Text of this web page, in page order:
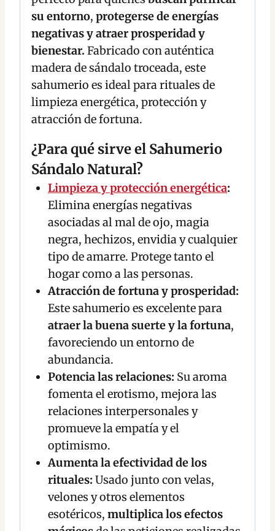
su entorno, protegerse de energías
negativas y atraer prosperidad y
bienestar. Fabricado con auténtica
madera de sándalo troceada, este
sahumerio es ideal para rituales de
limpieza energética, protección y
atracción de fortuna.
¿Para qué sirve el Sahumerio
Sándalo Natural?
Limpieza y protección energética:
Elimina energías negativas
asociadas al mal de ojo, magia
negra, hechizos, envidia y cualquier
tipo de amarre. Protege tanto el
hogar como a las personas.
Atracción de fortuna y prosperidad:
Este sahumerio es excelente para
atraer la buena suerte y la fortuna,
favoreciendo un entorno de
abundancia.
Potencia las relaciones: Su aroma
fomenta el erotismo, mejora las
relaciones interpersonales y
promueve la empatía y el
optimismo.
Aumenta la efectividad de los
rituales: Usado junto con velas,
velones y otros elementos
esotéricos, multiplica los efectos